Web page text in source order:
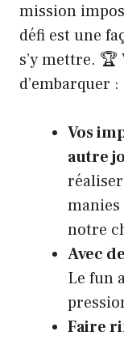
mission
défi est une
s’y mettre.
d’embarquer :
Vos
autre
notre
Avec
Le fun
Faire